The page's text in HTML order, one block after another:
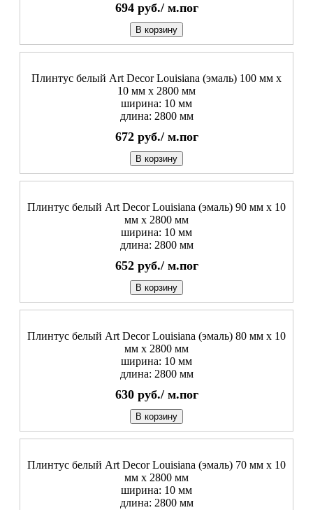
694 руб./ м.пог
В корзину
Плинтус белый Art Decor Louisiana (эмаль) 100 мм х
10 мм х 2800 мм
ширина: 10 мм
длина: 2800 мм
672 руб./ м.пог
В корзину
Плинтус белый Art Decor Louisiana (эмаль) 90 мм х 10
мм х 2800 мм
ширина: 10 мм
длина: 2800 мм
652 руб./ м.пог
В корзину
Плинтус белый Art Decor Louisiana (эмаль) 80 мм х 10
мм х 2800 мм
ширина: 10 мм
длина: 2800 мм
630 руб./ м.пог
В корзину
Плинтус белый Art Decor Louisiana (эмаль) 70 мм х 10
мм х 2800 мм
ширина: 10 мм
длина: 2800 мм